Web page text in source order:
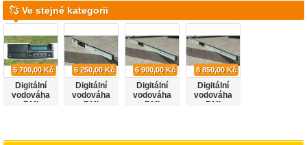
Ve stejné kategorii
5 700,00 Kč
Digitální
vodováha
BMI
6 250,00 Kč
Digitální
vodováha
BMI
6 900,00 Kč
Digitální
vodováha
BMI
8 850,00 Kč
Digitální
vodováha
BMI